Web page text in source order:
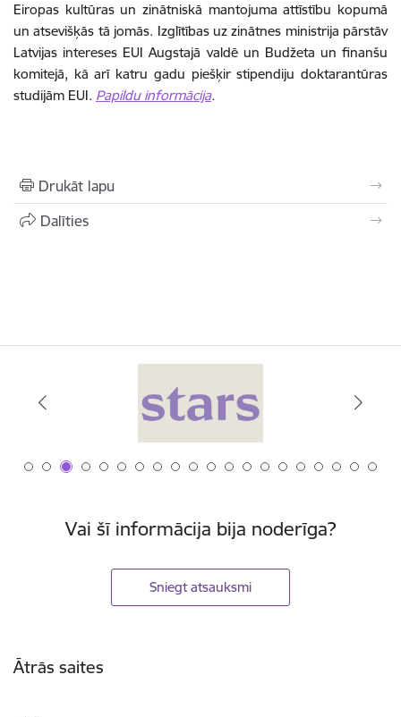
Eiropas kultūras un zinātniskā mantojuma attīstību kopumā
un atsevišķās tā jomās. Izglītības uz zinātnes ministrija pārstāv
Latvijas intereses EUI Augstajā valdē un Budžeta un finanšu
komitejā, kā arī katru gadu piešķir stipendiju doktarantūras
studijām EUI. Papildu informācija.
Drukāt lapu
Dalīties
Vai šī informācija bija noderīga?
Sniegt atsauksmi
Ātrās saites